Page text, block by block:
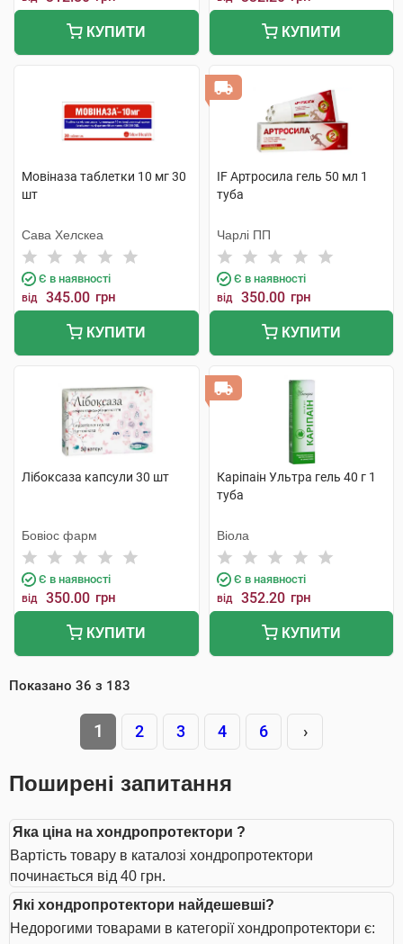
КУПИТИ КУПИТИ
Мовіназа таблетки 10 мг 30
шт
Сава Хелскеа
Є в наявності
від 345.00 грн
КУПИТИ
IF Артросила гель 50 мл 1
туба
Чарлі ПП
Є в наявності
від 350.00 грн
КУПИТИ
Лібоксаза капсули 30 шт
Бовіос фарм
Є в наявності
від 350.00 грн
КУПИТИ
Каріпаін Ультра гель 40 г 1
туба
Віола
Є в наявності
від 352.20 грн
КУПИТИ
Показано 36 з 183
1 2 3 4 6 ›
Поширені запитання
Яка ціна на хондропротектори ?
Вартість товару в каталозі хондропротектори
починається від 40 грн.
Які хондропротектори найдешевші?
Недорогими товарами в категорії хондропротектори є: